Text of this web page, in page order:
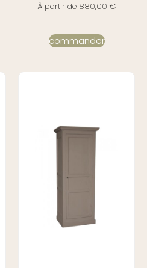
À partir de 880,00 €
commander